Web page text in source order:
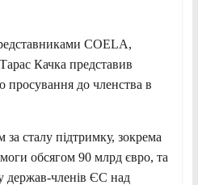
COELA,
Качка представив
просування до членства в
сталу підтримку, зокрема
обсягом 90 млрд євро, та
держав-членів ЄС над